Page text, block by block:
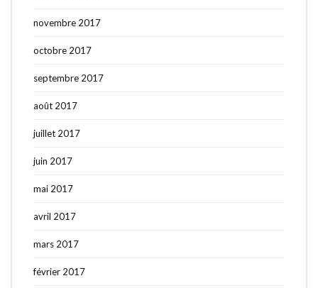
novembre 2017
octobre 2017
septembre 2017
août 2017
juillet 2017
juin 2017
mai 2017
avril 2017
mars 2017
février 2017